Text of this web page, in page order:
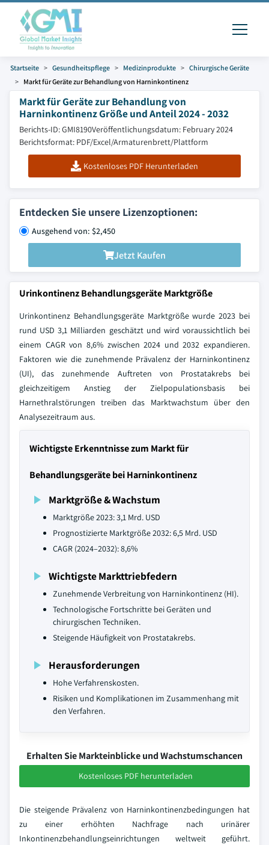
Startseite Gesundheitspflege Medizinprodukte
Chirurgische Geräte
Markt für Geräte zur Behandlung von Harninkontinenz
Markt für Geräte zur Behandlung von
Harninkontinenz Größe und Anteil 2024 - 2032
Berichts-ID: GMI8190Veröffentlichungsdatum: February 2024
Berichtsformat: PDF/Excel/Armaturenbrett/Plattform
Kostenloses PDF Herunterladen
Entdecken Sie unsere Lizenzoptionen:
Ausgehend von: $2,450
Jetzt Kaufen
Urinkontinenz Behandlungsgeräte Marktgröße
Urinkontinenz Behandlungsgeräte Marktgröße wurde 2023 bei
rund USD 3,1 Milliarden geschätzt und wird voraussichtlich bei
einem CAGR von 8,6% zwischen 2024 und 2032 expandieren.
Faktoren wie die zunehmende Prävalenz der Harninkontinenz
(UI), das zunehmende Auftreten von Prostatakrebs bei
gleichzeitigem Anstieg der Zielpopulationsbasis bei
Harnethralstörungen treiben das Marktwachstum über den
Analysezeitraum aus.
Wichtigste Erkenntnisse zum Markt für
Behandlungsgeräte bei Harninkontinenz
Marktgröße & Wachstum
Marktgröße 2023: 3,1 Mrd. USD
Prognostizierte Marktgröße 2032: 6,5 Mrd. USD
CAGR (2024–2032): 8,6%
Wichtigste Markttriebfedern
Zunehmende Verbreitung von Harninkontinenz (HI).
Technologische Fortschritte bei Geräten und
chirurgischen Techniken.
Steigende Häufigkeit von Prostatakrebs.
Herausforderungen
Hohe Verfahrenskosten.
Risiken und Komplikationen im Zusammenhang mit
den Verfahren.
Erhalten Sie Markteinblicke und Wachstumschancen
Kostenloses PDF herunterladen
Die steigende Prävalenz von Harninkontinenzbedingungen hat
zu einer erhöhten Nachfrage nach urinärer
Inkontinenzbehandlungseinrichtungen weltweit geführt.